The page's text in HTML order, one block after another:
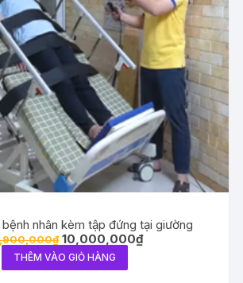
nhân kèm tập đứng tại giường
₫ Giá
gốc
là:
15,900,000₫.
10,000,000₫Giá
hiện
THÊM VÀO GIỎ HÀNG